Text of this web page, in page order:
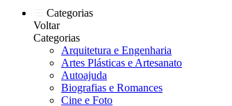
Categorias
Voltar
Categorias
Arquitetura e Engenharia
Artes Plásticas e Artesanato
Autoajuda
Biografias e Romances
Cine e Foto